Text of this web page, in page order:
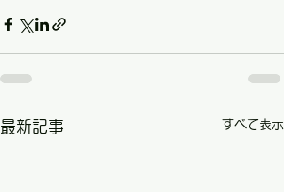
最新記事 すべて表示